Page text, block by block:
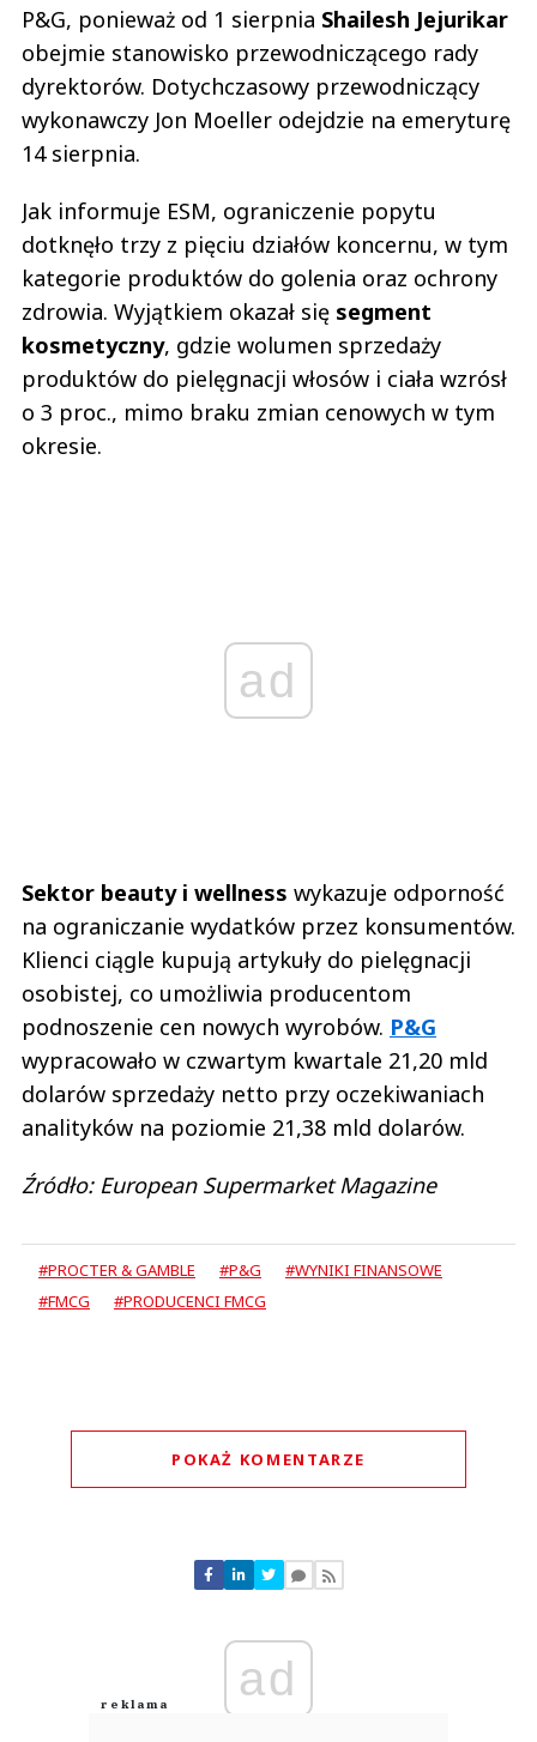
P&G, ponieważ od 1 sierpnia Shailesh Jejurikar
obejmie stanowisko przewodniczącego rady
dyrektorów. Dotychczasowy przewodniczący
wykonawczy Jon Moeller odejdzie na emeryturę
14 sierpnia.
Jak informuje ESM, ograniczenie popytu
dotknęło trzy z pięciu działów koncernu, w tym
kategorie produktów do golenia oraz ochrony
zdrowia. Wyjątkiem okazał się segment
kosmetyczny, gdzie wolumen sprzedaży
produktów do pielęgnacji włosów i ciała wzrósł
o 3 proc., mimo braku zmian cenowych w tym
okresie.
ad
Sektor beauty i wellness wykazuje odporność
na ograniczanie wydatków przez konsumentów.
Klienci ciągle kupują artykuły do pielęgnacji
osobistej, co umożliwia producentom
podnoszenie cen nowych wyrobów. P&G
wypracowało w czwartym kwartale 21,20 mld
dolarów sprzedaży netto przy oczekiwaniach
analityków na poziomie 21,38 mld dolarów.
Źródło: European Supermarket Magazine
#PROCTER & GAMBLE #P&G
#WYNIKI FINANSOWE
#FMCG
#PRODUCENCI FMCG
POKAŻ KOMENTARZE
Nie znaleziono komentarzy
Zostaw swoje komentarze
Anuluj
ad